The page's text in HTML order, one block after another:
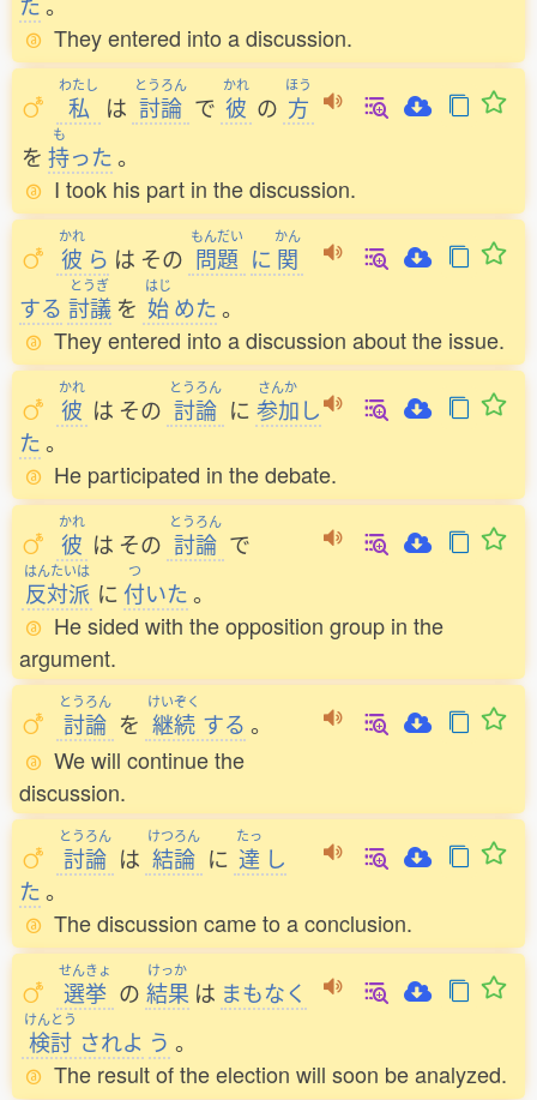
They entered into a discussion.
わたし
私 は
とうろん
討論 で
かれ
彼 の
ほう
方
を
も
持った。
I took his part in the discussion.
かれ
彼 ら は その
もんだい
問題 に
かん
関
する
とうぎ
討議 を
はじ
始めた。
They entered into a discussion about the issue.
かれ
彼 は その
とうろん
討論 に
さんか
参加し
た。
He participated in the debate.
かれ
彼 は その
とうろん
討論 で
はんたいは
反対派 に
つ
付いた。
He sided with the opposition group in the
argument.
とうろん
討論 を
けいぞく
継続 する 。
We will continue the
discussion.
とうろん
討論 は
けつろん
結論 に
たっ
達 し
た。
The discussion came to a conclusion.
せんきょ
選挙 の
けっか
結果 は まもなく
けんとう
検討 されよ う 。
The result of the election will soon be analyzed.